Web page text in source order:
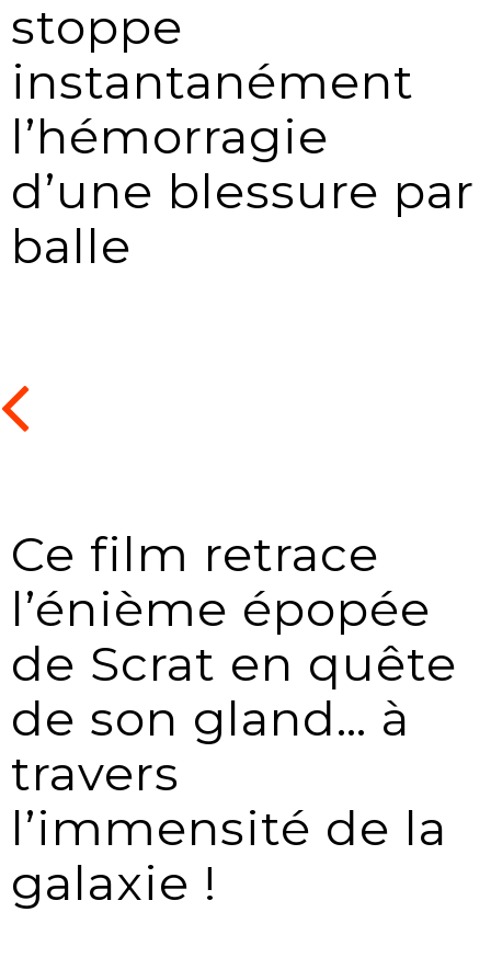
stoppe
instantanément
l’hémorragie
d’une blessure par
balle
Ce film retrace
l’énième épopée
de Scrat en quête
de son gland… à
travers
l’immensité de la
galaxie !